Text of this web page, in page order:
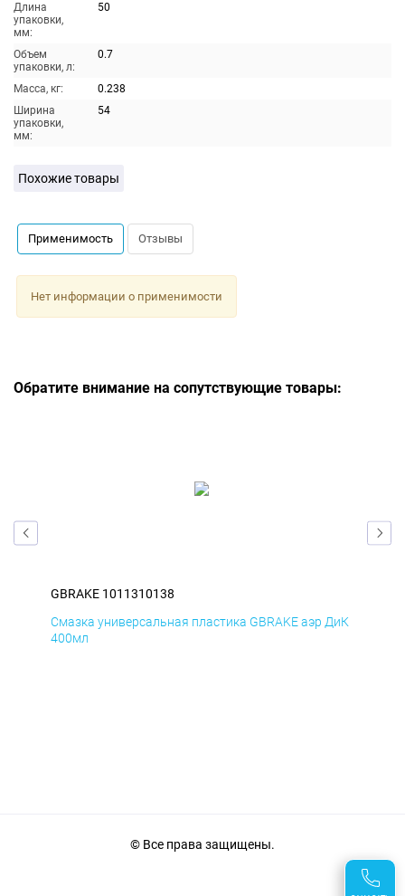
Длина
упаковки,
мм:
50
Объем
упаковки, л:
0.7
Масса, кг:
0.238
Ширина
упаковки,
мм:
54
Похожие товары
Применимость Отзывы
Нет информации о применимости
Обратите внимание на сопутствующие товары:
GBRAKE 1011310138
Смазка универсальная пластика GBRAKE аэр ДиК
400мл
© Все права защищены.